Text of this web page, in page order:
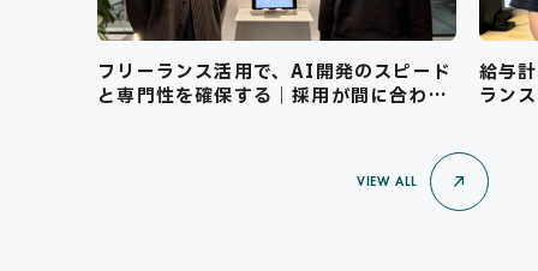
フリーランス活用で、AI開発のスピード
と専門性を確保する｜採用が間に合わな
給与
ラン
VIEW ALL